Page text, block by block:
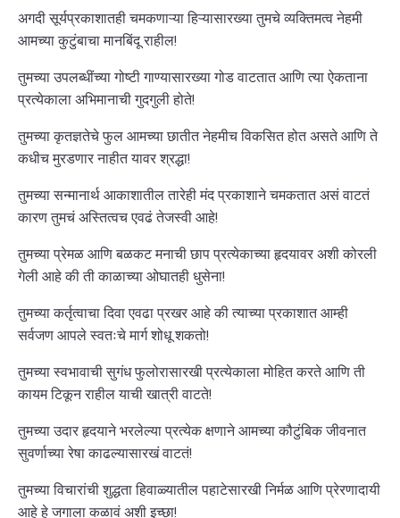
अगदी सूर्यप्रकाशातही चमकणाऱ्या हिऱ्यासारख्या तुमचे व्यक्तिमत्व नेहमी
आमच्या कुटुंबाचा मानबिंदू राहील!
तुमच्या उपलब्धींच्या गोष्टी गाण्यासारख्या गोड वाटतात आणि त्या ऐकताना
प्रत्येकाला अभिमानाची गुदगुली होते!
तुमच्या कृतज्ञतेचे फुल आमच्या छातीत नेहमीच विकसित होत असते आणि ते
कधीच मुरडणार नाहीत यावर श्रद्धा!
तुमच्या सन्मानार्थ आकाशातील तारेही मंद प्रकाशाने चमकतात असं वाटतं
कारण तुमचं अस्तित्वच एवढं तेजस्वी आहे!
तुमच्या प्रेमळ आणि बळकट मनाची छाप प्रत्येकाच्या हृदयावर अशी कोरली
गेली आहे की ती काळाच्या ओघातही धुसेना!
तुमच्या कर्तृत्वाचा दिवा एवढा प्रखर आहे की त्याच्या प्रकाशात आम्ही
सर्वजण आपले स्वतःचे मार्ग शोधू शकतो!
तुमच्या स्वभावाची सुगंध फुलोरासारखी प्रत्येकाला मोहित करते आणि ती
कायम टिकून राहील याची खात्री वाटते!
तुमच्या उदार हृदयाने भरलेल्या प्रत्येक क्षणाने आमच्या कौटुंबिक जीवनात
सुवर्णाच्या रेषा काढल्यासारखं वाटतं!
तुमच्या विचारांची शुद्धता हिवाळ्यातील पहाटेसारखी निर्मळ आणि प्रेरणादायी
आहे हे जगाला कळावं अशी इच्छा!